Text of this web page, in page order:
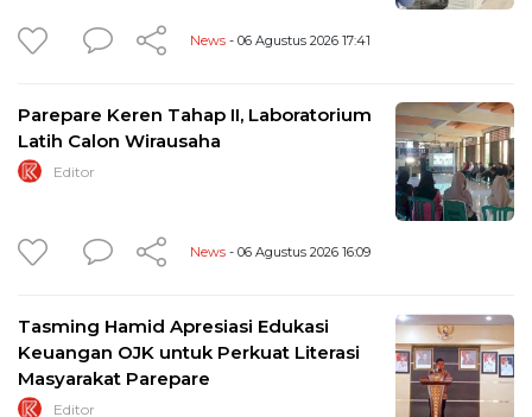
News - 06 Agustus 2026 17:41
Parepare Keren Tahap II, Laboratorium
Latih Calon Wirausaha
Editor
News - 06 Agustus 2026 16:09
Tasming Hamid Apresiasi Edukasi
Keuangan OJK untuk Perkuat Literasi
Masyarakat Parepare
Editor